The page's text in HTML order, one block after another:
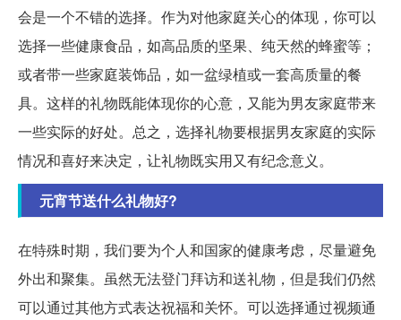
会是一个不错的选择。作为对他家庭关心的体现，你可以
选择一些健康食品，如高品质的坚果、纯天然的蜂蜜等；
或者带一些家庭装饰品，如一盆绿植或一套高质量的餐
具。这样的礼物既能体现你的心意，又能为男友家庭带来
一些实际的好处。总之，选择礼物要根据男友家庭的实际
情况和喜好来决定，让礼物既实用又有纪念意义。
元宵节送什么礼物好?
在特殊时期，我们要为个人和国家的健康考虑，尽量避免
外出和聚集。虽然无法登门拜访和送礼物，但是我们仍然
可以通过其他方式表达祝福和关怀。可以选择通过视频通